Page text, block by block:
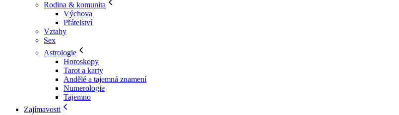
Rodina & komunita
Výchova
Přátelství
Vztahy
Sex
Astrologie
Horoskopy
Tarot a karty
Andělé a tajemná znamení
Numerologie
Tajemno
Zajímavosti